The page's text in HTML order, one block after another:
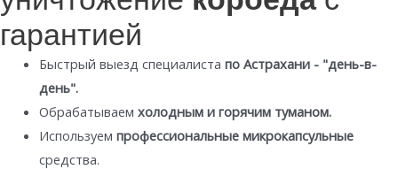
гарантией
Быстрый выезд специалиста по Астрахани - "день-в-
день".
Обрабатываем холодным и горячим туманом.
Используем профессиональные микрокапсульные
средства.